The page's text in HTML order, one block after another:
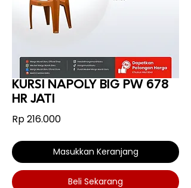
KURSI NAPOLY BIG PW 678
HR JATI
Rp 216.000Harga
Masukkan Keranjang
Beli Sekarang